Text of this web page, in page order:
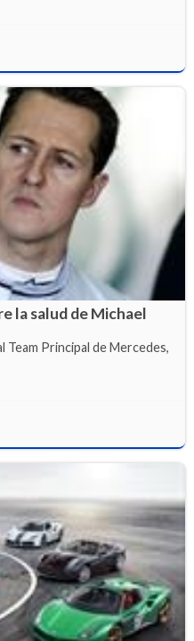
la salud de Michael
Team Principal de Mercedes,